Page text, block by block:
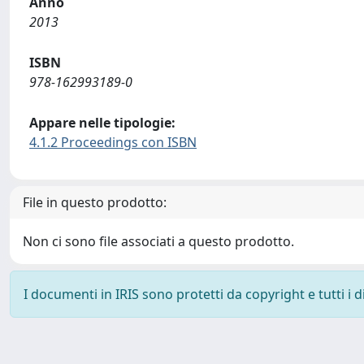
2013
ISBN
978-162993189-0
Appare nelle tipologie:
4.1.2 Proceedings con ISBN
File in questo prodotto:
Non ci sono file associati a questo prodotto.
I documenti in IRIS sono protetti da copyright e tutti i